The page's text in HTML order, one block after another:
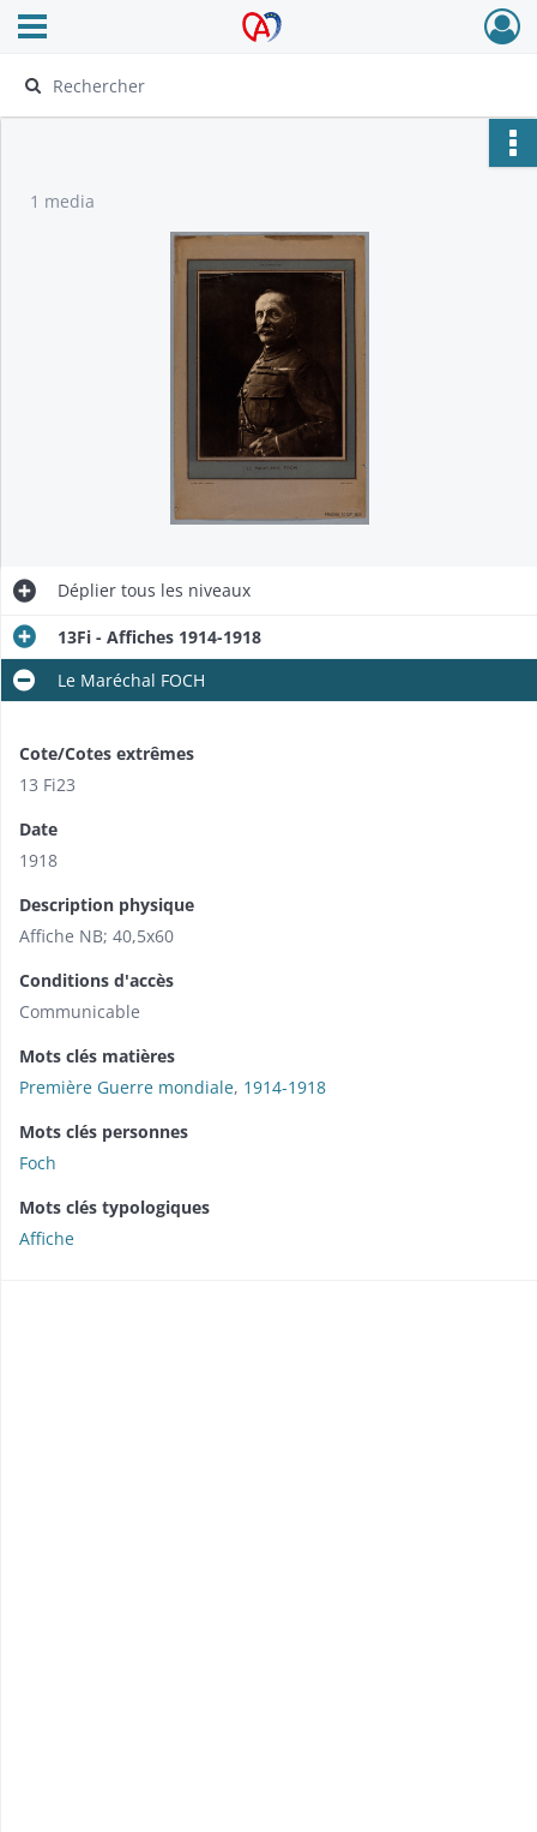
Archives Alsace - Colmar
Ouvrir le menu déroulant
1 media
Déplier tous les niveaux
13Fi - Affiches 1914-1918
Le Maréchal FOCH
Cote/Cotes extrêmes
13 Fi23
Date
1918
Description physique
Affiche NB; 40,5x60
Conditions d'accès
Communicable
Mots clés matières
Première Guerre mondiale, 1914-1918
Mots clés personnes
Foch
Mots clés typologiques
Affiche